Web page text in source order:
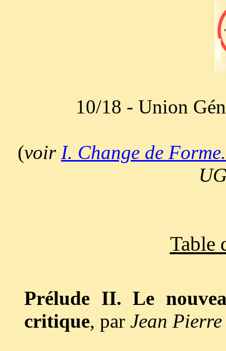
10/18 - Union
(voir I. Change de
Table
Prélude II. Le
critique, par Jean Pierre